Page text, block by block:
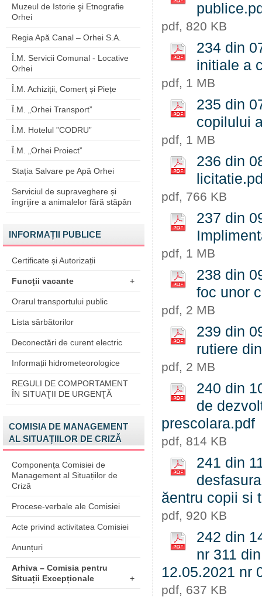
Muzeul de Istorie şi Etnografie
Orhei
Regia Apă Canal – Orhei S.A.
Î.M. Servicii Comunal - Locative
Orhei
Î.M. Achiziții, Comerț și Piețe
Î.M. „Orhei Transport”
Î.M. Hotelul ”CODRU”
Î.M. „Orhei Proiect”
Stația Salvare pe Apă Orhei
Serviciul de supraveghere și
îngrijire a animalelor fără stăpân
INFORMAȚII PUBLICE
Certificate și Autorizații
Funcții vacante +
Orarul transportului public
Lista sărbătorilor
Deconectări de curent electric
Informații hidrometeorologice
REGULI DE COMPORTAMENT
ÎN SITUAŢII DE URGENŢĂ
COMISIA DE MANAGEMENT
AL SITUAȚIILOR DE CRIZĂ
Componența Comisiei de
Management al Situațiilor de
Criză
Procese-verbale ale Comisiei
Acte privind activitatea Comisiei
Anunțuri
Arhiva – Comisia pentru
Situații Excepționale
+
pdf, 820 KB
234 din
initiale a
pdf, 1 MB
235 din
copilului
pdf, 1 MB
236 din
pdf, 766 KB
237 din
pdf, 1 MB
238 din
foc unor
pdf, 2 MB
239 din
rutiere
pdf, 2 MB
240 din
de
prescolara.pdf
pdf, 814 KB
241 din
ăentru copii si
pdf, 920 KB
242 din
nr 311
12.05.2021 nr
pdf, 637 KB